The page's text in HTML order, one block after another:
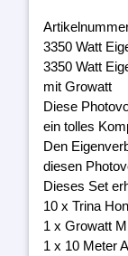
3350 Watt
3350 Watt
mit Growatt
Diese
ein tolles
Den
diesen
Dieses Set
10 x Trina
1 x Growatt
1 x 10 Meter